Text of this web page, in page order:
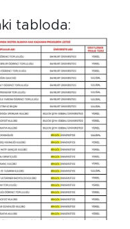
tabloda: